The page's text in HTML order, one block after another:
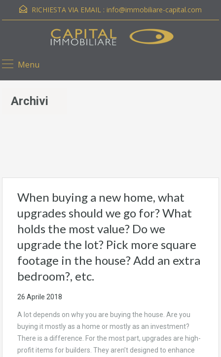
RICHIESTA VIA EMAIL : info@immobiliare-capital.com
Menu
Archivi
When buying a new home, what
upgrades should we go for? What
holds the most value? Do we
upgrade the lot? Pick more square
footage in the house? Add an extra
bedroom?, etc.
26 Aprile 2018
A lot depends on why you are buying the house. Are you
buying it mostly as a home or mostly as an investment?
There is a difference. For the most part, upgrades are high-
profit items for builders. They aren’t designed to enhance